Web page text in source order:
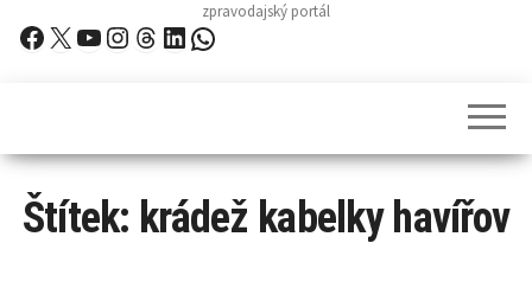
zpravodajský portál
Facebook
X YouTube
Instagram
Threads
LinkedIn
WhatsApp
Štítek: krádež kabelky havířov